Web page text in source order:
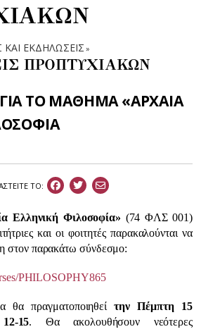
ΕΚΔΗΛΩΣΕΙΣ »
ΠΡΟΠΤΥΧΙΑΚΩΝ
ΤΟ ΜΑΘΗΜΑ «ΑΡΧΑΙΑ
ΤΟ:
Ελληνική Φιλοσοφία» (74 ΦΛΣ 001)
και οι φοιτητές παρακαλούνται να
στον παρακάτω σύνδεσμο:
PHILOSOPHY865
θα πραγματοποιηθείτην Πέμπτη 15
15. Θα ακολουθήσουν νεότερες